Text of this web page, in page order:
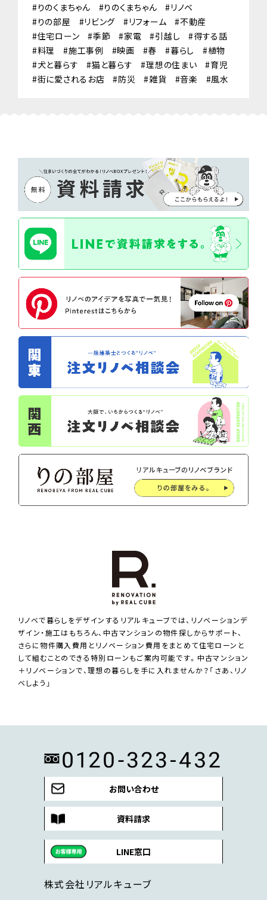
りのくまちゃん
りのくまちゃん
リノベ
りの部屋
リビング リフォーム
不動産
住宅ローン
季節 家電 引越し
得する話
料理
施工事例 映画 春 暮らし
植物
犬と暮らす
猫と暮らす 理想の住まい
育児
街に愛されるお店
防災 雑貨 音楽 風水
リノベで暮らしをデザインするリアルキューブでは、リノベーションデ
ザイン・施工はもちろん、中古マンションの物件探しからサポート、
さらに物件購入費用とリノベーション費用をまとめて住宅ローンと
して組むことのできる特別ローンもご案内可能です。中古マンション
＋リノベーションで、理想の暮らしを手に入れませんか？「さあ、リノ
ベしよう」
お問い合わせ
資料請求
LINE窓口
株式会社リアルキューブ